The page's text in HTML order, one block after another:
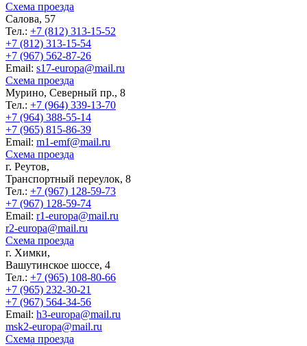
Схема проезда
Салова, 57
Тел.: +7 (812) 313-15-52
+7 (812) 313-15-54
+7 (967) 562-87-26
Еmail: s17-europa@mail.ru
Схема проезда
Мурино, Северный пр., 8
Тел.: +7 (964) 339-13-70
+7 (964) 388-55-14
+7 (965) 815-86-39
Еmail: m1-emf@mail.ru
Схема проезда
г. Реутов,
Транспортный переулок, 8
Тел.: +7 (967) 128-59-73
+7 (967) 128-59-74
Еmail: r1-europa@mail.ru
r2-europa@mail.ru
Схема проезда
г. Химки,
Вашутинское шоссе, 4
Тел.: +7 (965) 108-80-66
+7 (965) 232-30-21
+7 (967) 564-34-56
Еmail: h3-europa@mail.ru
msk2-europa@mail.ru
Схема проезда